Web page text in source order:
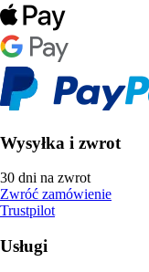
Wysyłka i zwrot
30 dni na zwrot
Zwróć zamówienie
Trustpilot
Usługi